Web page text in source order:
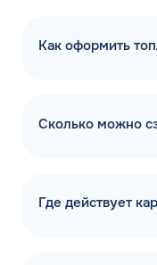
Как оформить
Сколько можно
Где действует